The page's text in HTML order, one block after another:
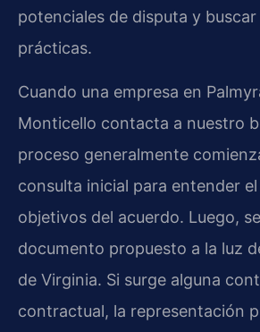
potenciales de disputa y
prácticas.
Cuando una empresa en
Monticello contacta a nuestro
proceso generalmente
consulta inicial para entender
objetivos del acuerdo. Luego,
documento propuesto a la luz
de Virginia. Si surge alguna
contractual, la representación